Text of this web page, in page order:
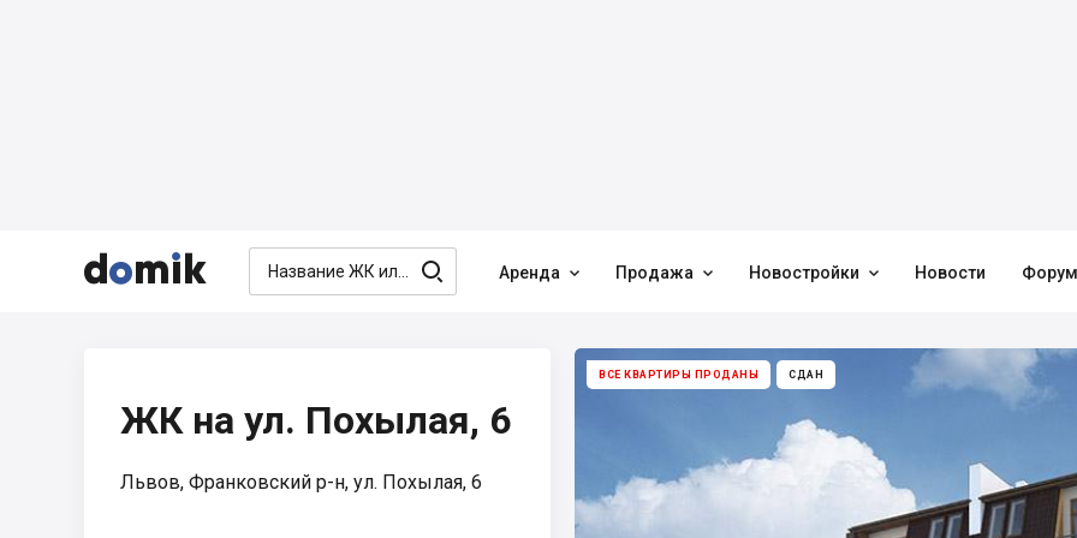


  Аренда  Продажа  Новостройки  Новости Форум
ВСЕ КВАРТИРЫ ПРОДАНЫ СДАН
ЖК на ул. Похылая, 6
Львов, Франковский р-н, ул. Похылая, 6